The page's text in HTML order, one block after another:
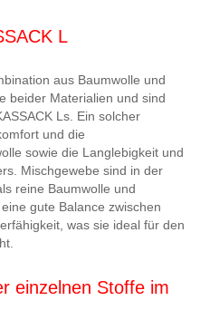
L
aus Baumwolle und
beider Materialien und sind
Ls. Ein solcher
und die
sowie die Langlebigkeit und
Mischgewebe sind in der
reine Baumwolle und
gute Balance zwischen
was sie ideal für den
einzelnen Stoffe im